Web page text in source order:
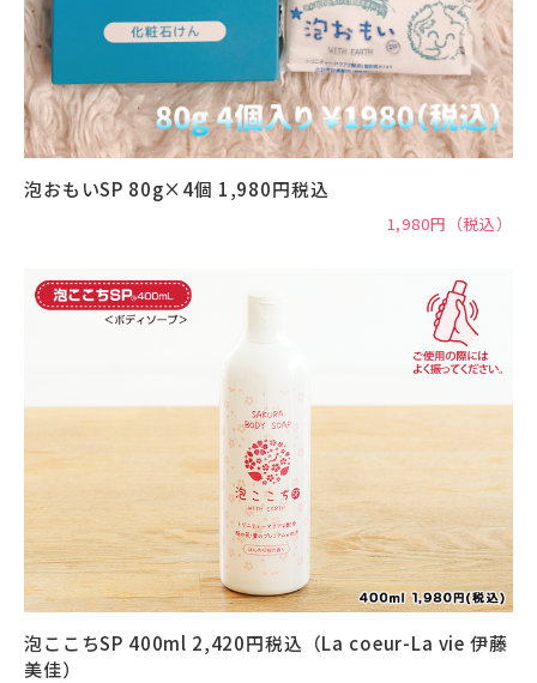
泡おもいSP 80g×4個 1,980円税込
1,980円（税込）
泡ここちSP 400ml 2,420円税込（La coeur-La vie 伊藤
美佳）